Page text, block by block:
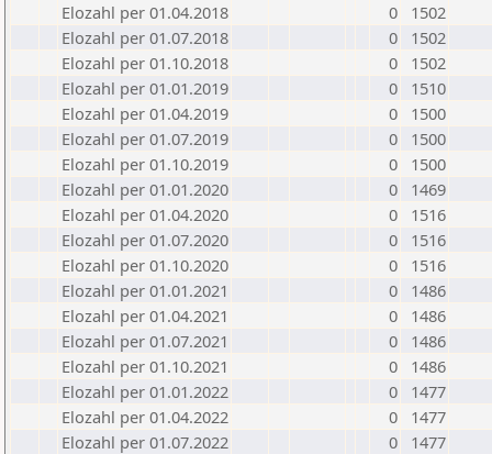
Elozahl per 01.04.2018
0
1502
Elozahl per 01.07.2018
0
1502
Elozahl per 01.10.2018
0
1502
Elozahl per 01.01.2019
0
1510
Elozahl per 01.04.2019
0
1500
Elozahl per 01.07.2019
0
1500
Elozahl per 01.10.2019
0
1500
Elozahl per 01.01.2020
0
1469
Elozahl per 01.04.2020
0
1516
Elozahl per 01.07.2020
0
1516
Elozahl per 01.10.2020
0
1516
Elozahl per 01.01.2021
0
1486
Elozahl per 01.04.2021
0
1486
Elozahl per 01.07.2021
0
1486
Elozahl per 01.10.2021
0
1486
Elozahl per 01.01.2022
0
1477
Elozahl per 01.04.2022
0
1477
Elozahl per 01.07.2022
0
1477